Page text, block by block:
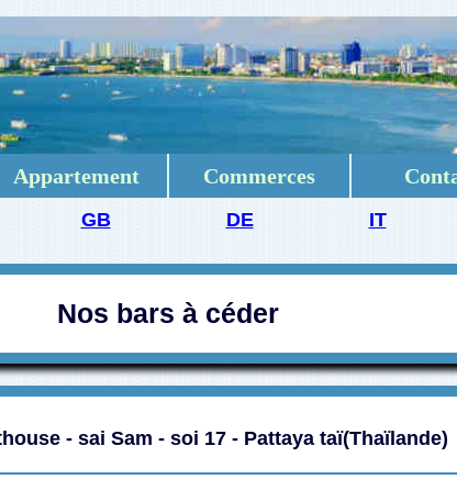
Appartement Commerces
GB DE IT
Nos bars à céder
- sai Sam - soi 17 - Pattaya taï(Thaïlande)